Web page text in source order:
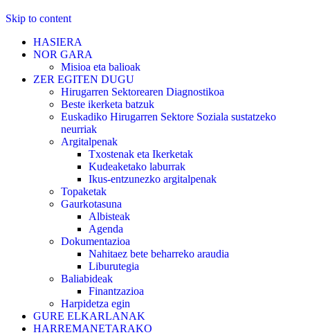
Skip to content
HASIERA
NOR GARA
Misioa eta balioak
ZER EGITEN DUGU
Hirugarren Sektorearen Diagnostikoa
Beste ikerketa batzuk
Euskadiko Hirugarren Sektore Soziala sustatzeko
neurriak
Argitalpenak
Txostenak eta Ikerketak
Kudeaketako laburrak
Ikus-entzunezko argitalpenak
Topaketak
Gaurkotasuna
Albisteak
Agenda
Dokumentazioa
Nahitaez bete beharreko araudia
Liburutegia
Baliabideak
Finantzazioa
Harpidetza egin
GURE ELKARLANAK
HARREMANETARAKO